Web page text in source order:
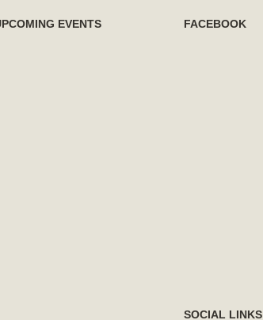
EVENTS FACEBOOK
SOCIAL LINKS